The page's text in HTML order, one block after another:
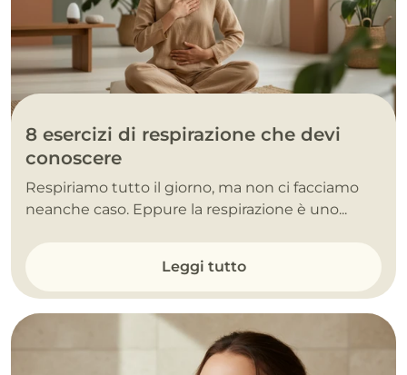
8 esercizi di respirazione che devi
conoscere
Respiriamo tutto il giorno, ma non ci facciamo
neanche caso. Eppure la respirazione è uno...
Leggi tutto